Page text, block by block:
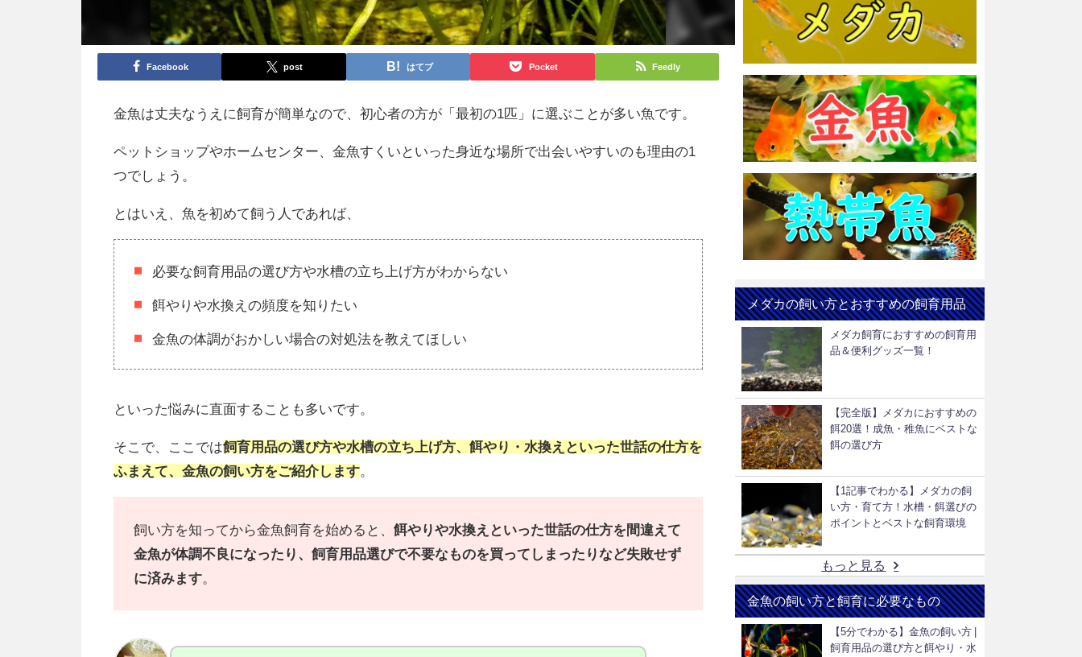
Facebook post はてブ Pocket Feedly
金魚は丈夫なうえに飼育が簡単なので、初心者の方が「最初の1匹」に選ぶことが多い魚です。
ペットショップやホームセンター、金魚すくいといった身近な場所で出会いやすいのも理由の1
つでしょう。
とはいえ、魚を初めて飼う人であれば、
必要な飼育用品の選び方や水槽の立ち上げ方がわからない
餌やりや水換えの頻度を知りたい
金魚の体調がおかしい場合の対処法を教えてほしい
といった悩みに直面することも多いです。
そこで、ここでは飼育用品の選び方や水槽の立ち上げ方、餌やり・水換えといった世話の仕方を
ふまえて、金魚の飼い方をご紹介します。
飼い方を知ってから金魚飼育を始めると、餌やりや水換えといった世話の仕方を間違えて
金魚が体調不良になったり、飼育用品選びで不要なものを買ってしまったりなど失敗せず
に済みます
メダカの飼い方とおすすめの飼育用品
メダカ飼育におすすめの飼育用
品＆便利グッズ一覧！
【完全版】メダカにおすすめの
餌20選！成魚・稚魚にベストな
餌の選び方
【1記事でわかる】メダカの飼
い方・育て方！水槽・餌選びの
ポイントとベストな飼育環境
もっと見る
金魚の飼い方と飼育に必要なもの
【5分でわかる】金魚の飼い方 |
飼育用品の選び方と餌やり・水